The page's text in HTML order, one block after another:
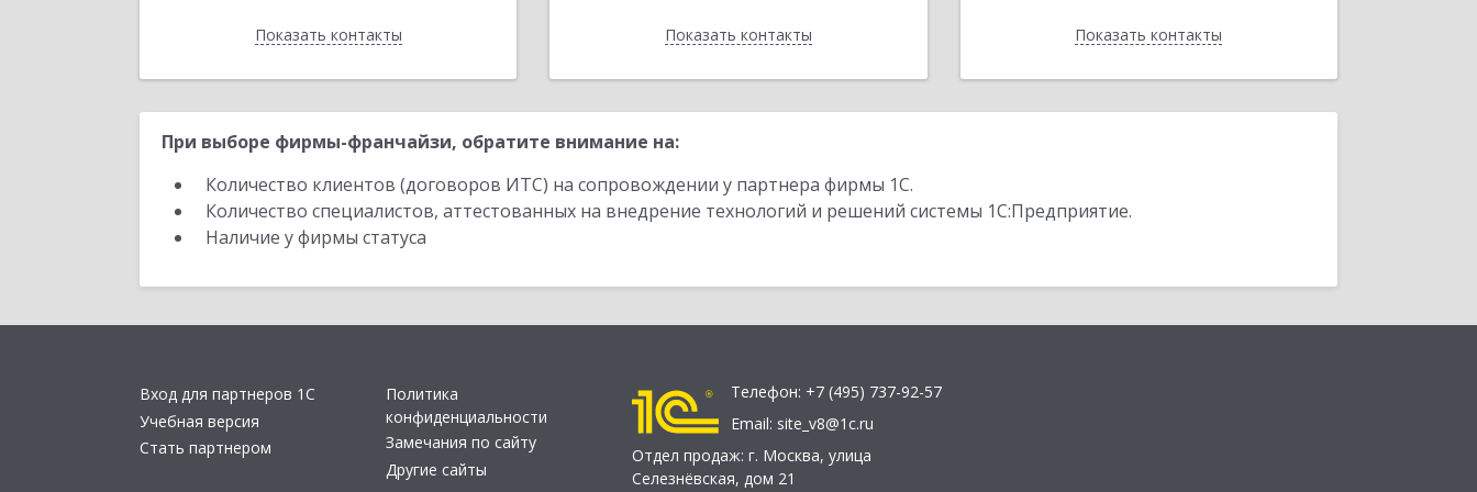
Показать контакты
Назад Показать контакты
Назад Показать контакты
Назад
При выборе фирмы-франчайзи, обратите внимание на:
Количество клиентов (договоров ИТС) на сопровождении у партнера фирмы 1С.
Количество специалистов, аттестованных на внедрение технологий и решений системы 1С:Предприятие.
Наличие у фирмы статуса
Вход для партнеров 1С
Учебная версия
Стать партнером
Политика
конфиденциальности
Замечания по сайту
Другие сайты
Телефон: +7 (495) 737-92-57
Email: site_v8@1c.ru
Отдел продаж: г. Москва, улица
Селезнёвская, дом 21